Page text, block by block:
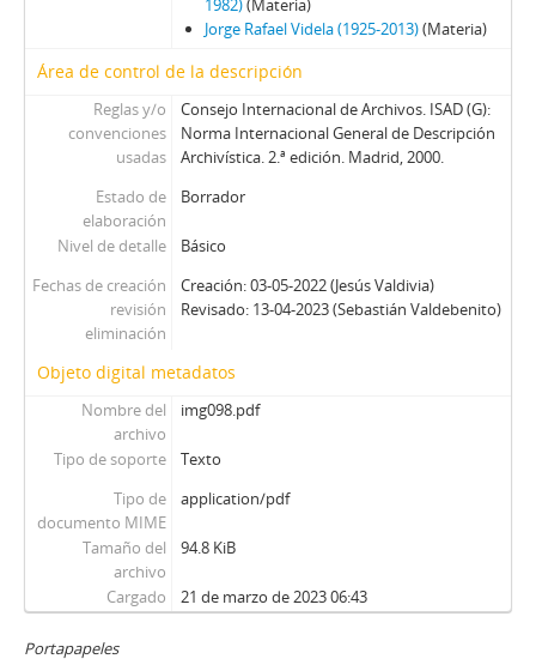
1982)(Materia)
Jorge Rafael Videla (1925-2013)(Materia)
Área de control de la descripción
Reglas y/o
convenciones
usadas
Consejo Internacional de Archivos. ISAD (G):
Norma Internacional General de Descripción
Archivística. 2.ª edición. Madrid, 2000.
Estado de
elaboración
Borrador
Nivel de detalle
Básico
Fechas de creación
revisión
eliminación
Creación: 03-05-2022 (Jesús Valdivia)
Revisado: 13-04-2023 (Sebastián Valdebenito)
Objeto digital metadatos
Nombre del
archivo
img098.pdf
Tipo de soporte
Texto
Tipo de
documento MIME
application/pdf
Tamaño del
archivo
94.8 KiB
Cargado 21 de marzo de 2023 06:43
Portapapeles